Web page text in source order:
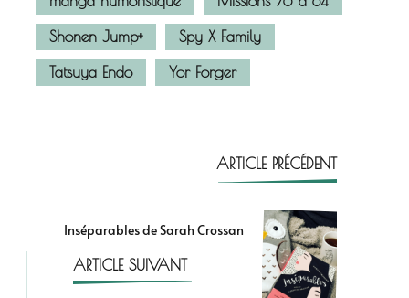
Shonen Jump+
Spy X Family
Tatsuya Endo
Yor Forger
ARTICLE PRÉCÉDENT
Inséparables de Sarah Crossan
ARTICLE SUIVANT